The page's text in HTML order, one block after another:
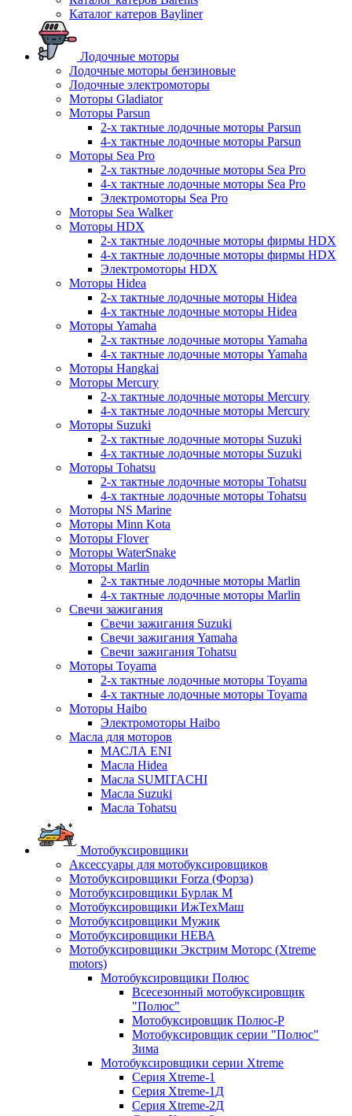
Каталог катеров Bayliner
Лодочные моторы
Лодочные моторы бензиновые
Лодочные электромоторы
Моторы Gladiator
Моторы Parsun
2-х тактные лодочные моторы Parsun
4-х тактные лодочные моторы Parsun
Моторы Sea Pro
2-х тактные лодочные моторы Sea Pro
4-х тактные лодочные моторы Sea Pro
Электромоторы Sea Pro
Моторы Sea Walker
Моторы HDX
2-х тактные лодочные моторы фирмы HDX
4-х тактные лодочные моторы фирмы HDX
Электромоторы HDX
Моторы Hidea
2-х тактные лодочные моторы Hidea
4-х тактные лодочные моторы Hidea
Моторы Yamaha
2-х тактные лодочные моторы Yamaha
4-х тактные лодочные моторы Yamaha
Моторы Hangkai
Моторы Mercury
2-х тактные лодочные моторы Mercury
4-х тактные лодочные моторы Mercury
Моторы Suzuki
2-х тактные лодочные моторы Suzuki
4-х тактные лодочные моторы Suzuki
Моторы Tohatsu
2-х тактные лодочные моторы Tohatsu
4-х тактные лодочные моторы Tohatsu
Моторы NS Marine
Моторы Minn Kota
Моторы Flover
Моторы WaterSnake
Моторы Marlin
2-х тактные лодочные моторы Marlin
4-х тактные лодочные моторы Marlin
Свечи зажигания
Свечи зажигания Suzuki
Свечи зажигания Yamaha
Свечи зажигания Tohatsu
Моторы Toyama
2-х тактные лодочные моторы Toyama
4-х тактные лодочные моторы Toyama
Моторы Haibo
Электромоторы Haibo
Масла для моторов
МАСЛА ENI
Масла Hidea
Масла SUMITACHI
Масла Suzuki
Масла Tohatsu
Мотобуксировщики
Аксессуары для мотобуксировщиков
Мотобуксировщики Forza (Форза)
Мотобуксировщики Бурлак М
Мотобуксировщики ИжТехМаш
Мотобуксировщики Мужик
Мотобуксировщики НЕВА
Мотобуксировщики Экстрим Моторс (Xtreme
motors)
Мотобуксировщики Полюс
Всесезонный мотобуксировщик
"Полюс"
Мотобуксировщик Полюс-Р
Мотобуксировщик серии "Полюс"
Зима
Мотобуксировщики серии Xtreme
Серия Xtreme-1
Серия Xtreme-1Д
Серия Xtreme-2Д